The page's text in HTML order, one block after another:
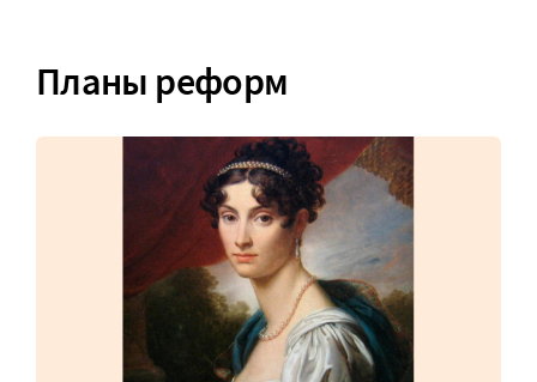
Планы реформ